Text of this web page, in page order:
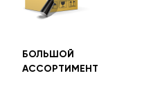
БОЛЬШОЙ
АССОРТИМЕНТ